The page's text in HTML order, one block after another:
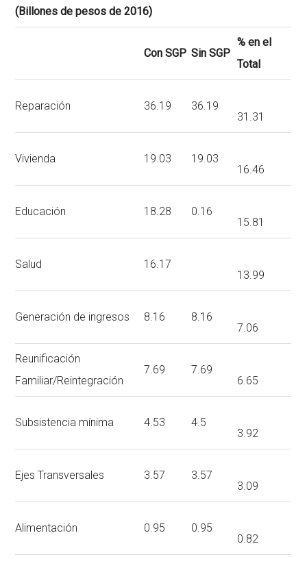
(Billones de pesos de 2016)
Con SGP Sin SGP
% en el
Total
Reparación 36.19
36.19
31.31
Vivienda 19.03
19.03
16.46
Educación 18.28
0.16
15.81
Salud
16.17
13.99
Generación de ingresos 8.16
8.16
7.06
Reunificación
Familiar/Reintegración
7.69
7.69
6.65
Subsistencia mínima 4.53
4.5
3.92
Ejes Transversales 3.57
3.57
3.09
Alimentación 0.95
0.95
0.82